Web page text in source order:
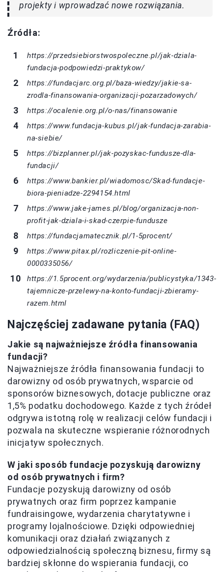
projekty i wprowadzać nowe rozwiązania.
Źródła:
https://przedsiebiorstwospoleczne.pl/jak-dziala-
fundacja-podpowiedzi-praktykow/
https://fundacjarc.org.pl/baza-wiedzy/jakie-sa-
zrodla-finansowania-organizacji-pozarzadowych/
https://ocalenie.org.pl/o-nas/finansowanie
https://www.fundacja-kubus.pl/jak-fundacja-zarabia-
na-siebie/
https://bizplanner.pl/jak-pozyskac-fundusze-dla-
fundacji/
https://www.bankier.pl/wiadomosc/Skad-fundacje-
biora-pieniadze-2294154.html
https://www.jake-james.pl/blog/organizacja-non-
profit-jak-dziala-i-skad-czerpie-fundusze
https://fundacjamatecznik.pl/1-5procent/
https://www.pitax.pl/rozliczenie-pit-online-
0000335056/
https://1.5procent.org/wydarzenia/publicystyka/1343-
tajemnicze-przelewy-na-konto-fundacji-zbieramy-
razem.html
Najczęściej zadawane pytania (FAQ)
Jakie są najważniejsze źródła finansowania
fundacji?
Najważniejsze źródła finansowania fundacji to
darowizny od osób prywatnych, wsparcie od
sponsorów biznesowych, dotacje publiczne oraz
1,5% podatku dochodowego. Każde z tych źródeł
odgrywa istotną rolę w realizacji celów fundacji i
pozwala na skuteczne wspieranie różnorodnych
inicjatyw społecznych.
W jaki sposób fundacje pozyskują darowizny
od osób prywatnych i firm?
Fundacje pozyskują darowizny od osób
prywatnych oraz firm poprzez kampanie
fundraisingowe, wydarzenia charytatywne i
programy lojalnościowe. Dzięki odpowiedniej
komunikacji oraz działań związanych z
odpowiedzialnością społeczną biznesu, firmy są
bardziej skłonne do wspierania fundacji, co